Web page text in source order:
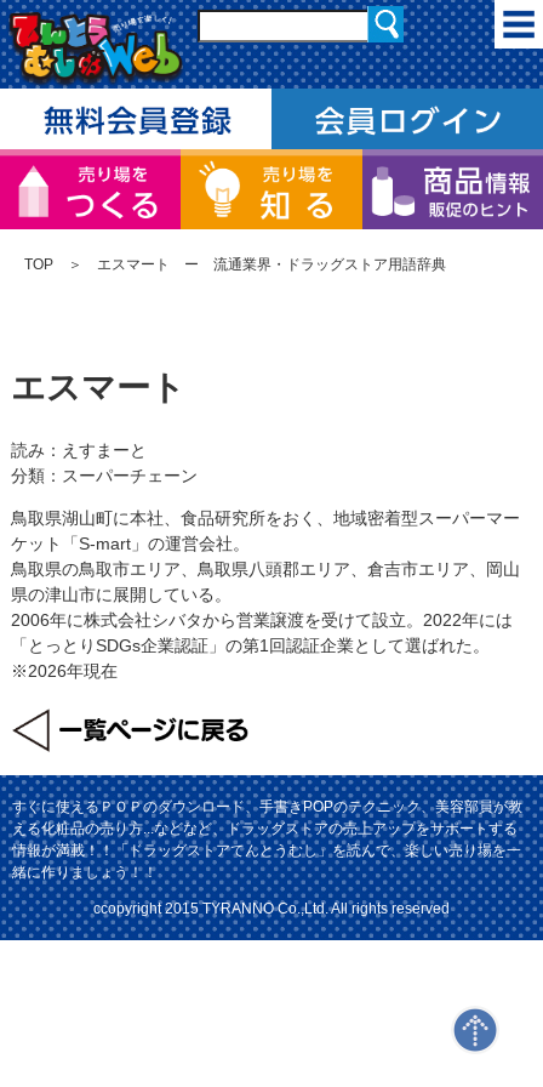
TOP ＞ エスマート ー 流通業界・ドラッグストア用語辞典
エスマート
読み：えすまーと
分類：スーパーチェーン
鳥取県湖山町に本社、食品研究所をおく、地域密着型スーパーマー
ケット「S-mart」の運営会社。
鳥取県の鳥取市エリア、鳥取県八頭郡エリア、倉吉市エリア、岡山
県の津山市に展開している。
2006年に株式会社シバタから営業譲渡を受けて設立。2022年には
「とっとりSDGs企業認証」の第1回認証企業として選ばれた。
※2026年現在
すぐに使えるＰＯＰのダウンロード、手書きPOPのテクニック、美容部員が教
える化粧品の売り方...などなど、ドラッグストアの売上アップをサポートする
情報が満載！！「ドラッグストアてんとうむし」を読んで、楽しい売り場を一
緒に作りましょう！！
ccopyright 2015 TYRANNO Co.,Ltd. All rights reserved